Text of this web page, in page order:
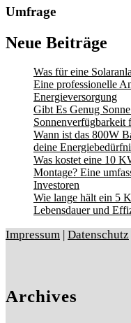
Umfrage
Neue Beiträge
Was für eine
Eine professionelle
Energieversorgung
Gibt Es Genug
Sonnenverfügbarkeit
Wann ist das 800W
deine
Was kostet eine 10
Montage? Eine
Investoren
Wie lange hält ein 5
Lebensdauer und
Impressum Datenschutz
Archives